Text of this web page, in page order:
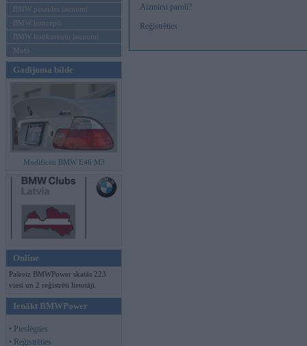
BMW pasaules jaunumi
BMW koncepti
BMW konkurentu jaunumi
Moto
Gadījuma bilde
Modificēti BMW E46 M3
Online
Pašreiz BMWPower skatās 223
viesi un 2 reģistrēti lietotāji.
Ienākt BMWPower
• Pieslēgties
• Reģistrēties
Aizmirsi paroli?
Reģistrēties